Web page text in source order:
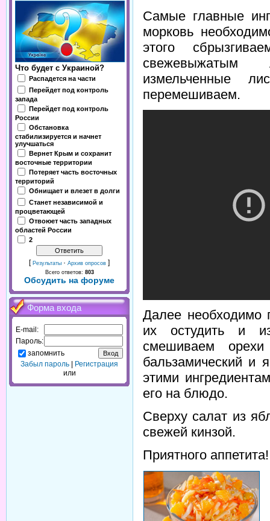
Что будет с Украиной?
Распадется на части
Перейдет под контроль
запада
Перейдет под контроль
России
Обстановка
стабилизируется и начнет
улучшаться
Вернет Крым и сохранит
восточные территории
Потеряет часть восточных
территорий
Обнищает и влезет в долги
Станет независимой и
процветающей
Отвоюет часть западных
областей России
2
[ Результаты · Архив опросов ]
Всего ответов: 803
Обсудить на форуме
Форма входа
E-mail:
Пароль:
запомнить
Забыл пароль
Регистрация
или
Самые главные
морковь
этого
свежевыжатым
измельченные
перемешиваем.
Далее необходимо
их остудить и
смешиваем
бальзамический и
этими
его на блюдо.
Сверху салат из
свежей кинзой.
Приятного аппетита!